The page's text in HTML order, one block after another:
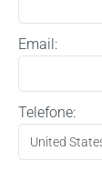
Email:
Telefone: